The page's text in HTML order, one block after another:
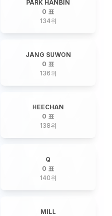
PARK HANBIN
0 표
134위
JANG SUWON
0 표
136위
HEECHAN
0 표
138위
Q
0 표
140위
MILL